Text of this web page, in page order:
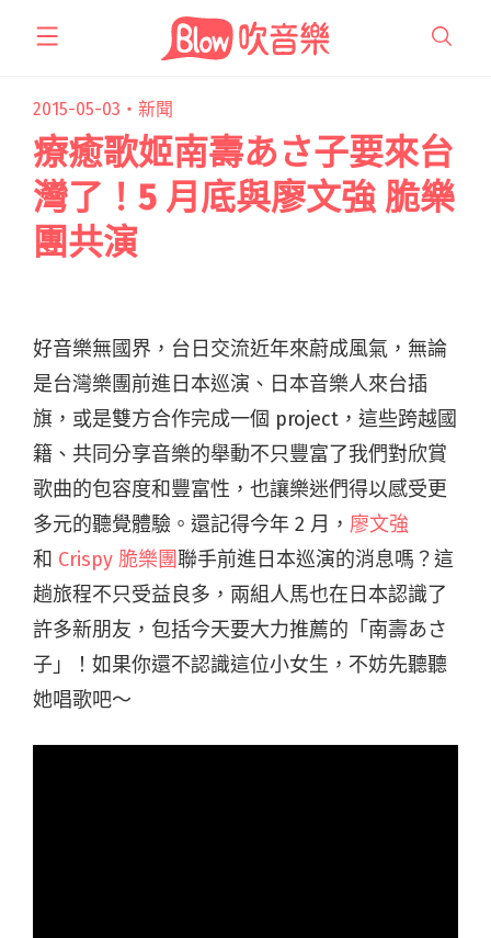
2015-05-03・ 新聞
療癒歌姬南壽あさ子要來台
灣了！5 月底與廖文強 脆樂
團共演
好音樂無國界，台日交流近年來蔚成風氣，無論
是台灣樂團前進日本巡演、日本音樂人來台插
旗，或是雙方合作完成一個 project，這些跨越國
籍、共同分享音樂的舉動不只豐富了我們對欣賞
歌曲的包容度和豐富性，也讓樂迷們得以感受更
多元的聽覺體驗。還記得今年 2 月， 廖文強
和 Crispy 脆樂團聯手前進日本巡演的消息嗎？這
趟旅程不只受益良多，兩組人馬也在日本認識了
許多新朋友，包括今天要大力推薦的「南壽あさ
子」！如果你還不認識這位小女生，不妨先聽聽
她唱歌吧～